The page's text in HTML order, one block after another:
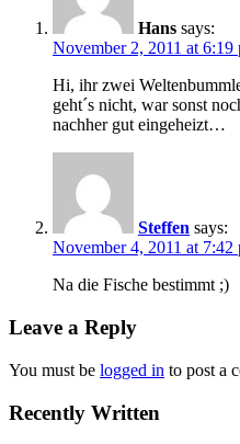
Hans says:
November 2, 2011 at 6:19
Hi, ihr zwei
geht´s nicht, war sonst
nachher gut eingeheizt…
Steffen says:
November 4, 2011 at 7:42
Na die Fische bestimmt ;)
Leave a Reply
You must be logged in to post a
Recently Written